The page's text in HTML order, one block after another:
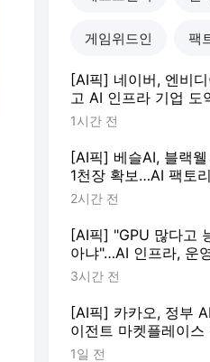
게임위드인 팩
[AI픽] 네이버, 엔비
고 AI 인프라 기업 도
까
1시간 전
[AI픽] 베슬AI, 블랙웰
1천장 확보…AI 팩토
장
2시간 전
[AI픽] "GPU 많다고
아냐"…AI 인프라, 운
율이 판가름
3시간 전
[AI픽] 카카오, 정부
이전트 마켓플레이스
한다
1일 전